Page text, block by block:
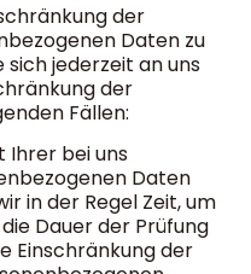
der
Daten zu
sich jederzeit an uns
der
Fällen:
Ihrer bei uns
Daten
in der Regel Zeit, um
Dauer der Prüfung
Einschränkung der